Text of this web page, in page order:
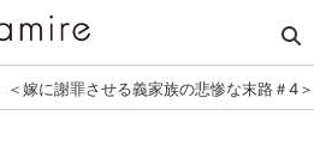
＜嫁に謝罪させる義家族の悲惨な末路＃4＞